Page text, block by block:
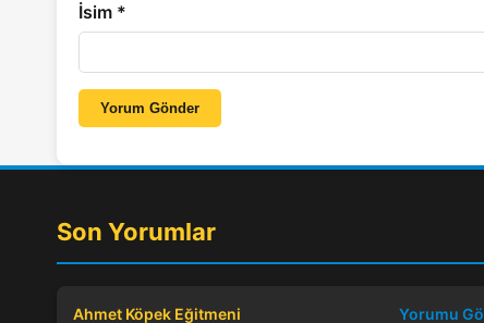
İsim *
Yorum Gönder
Son Yorumlar
Ahmet Köpek Eğitmeni Yorumu